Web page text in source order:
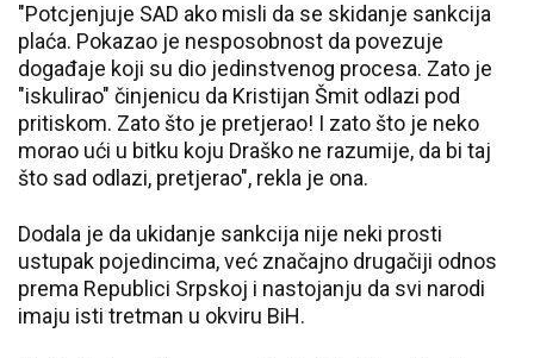
"Potcjenjuje SAD ako misli da se skidanje sankcija
plaća. Pokazao je nesposobnost da povezuje
događaje koji su dio jedinstvenog procesa. Zato je
"iskulirao" činjenicu da Kristijan Šmit odlazi pod
pritiskom. Zato što je pretjerao! I zato što je neko
morao ući u bitku koju Draško ne razumije, da bi taj
što sad odlazi, pretjerao", rekla je ona.
Dodala je da ukidanje sankcija nije neki prosti
ustupak pojedincima, već značajno drugačiji odnos
prema Republici Srpskoj i nastojanju da svi narodi
imaju isti tretman u okviru BiH.